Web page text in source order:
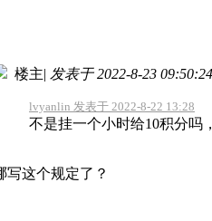
楼主| 发表于 2022-8-23 09:50:24
lvyanlin 发表于 2022-8-22 13:28
不是挂一个小时给10积分吗
写这个规定了？